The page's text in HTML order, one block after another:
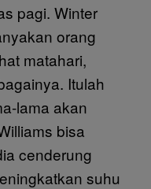
pagi. Winter
orang
matahari,
Itulah
lama akan
bisa
cenderung
suhu